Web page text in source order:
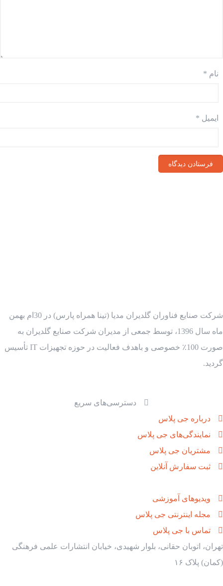
نام *
ایمیل *
شرکت صنایع فناوران گلدیران مدیا (تینا همراه پارس) در 30ام بهمن
ماه سال 1396، توسط جمعی از مدیران شرکت صنایع گلدیران به
صورت 100٪ خصوصی و باهدف فعالیت در حوزه تجهیزات IT تأسیس
گردید.
دسترسی‌های سریع
درباره جی پلاس
نمایندگی‌های جی پلاس
مشتریان جی پلاس
ثبت سفارش آنلاین
ویدیوهای آموزشی
مجله اینترنتی جی پلاس
تماس با جی پلاس
تهران، اتوبان حقانی، بلوار شهیدی، خیابان انتشارات علمی فرهنگی
(کمان) پلاک ۱۶